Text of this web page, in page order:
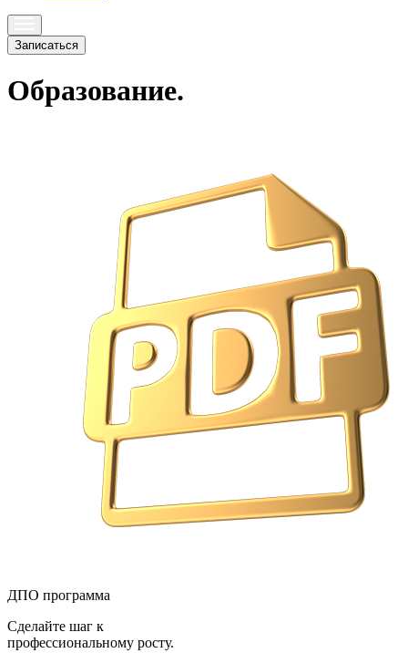
Записаться
Образование.
ДПО программа
Сделайте шаг к
профессиональному росту.